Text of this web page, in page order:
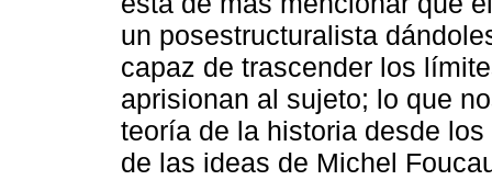
un posestructuralista
capaz de trascender los
aprisionan al sujeto; lo que
teoría de la historia desde
de las ideas de Michel